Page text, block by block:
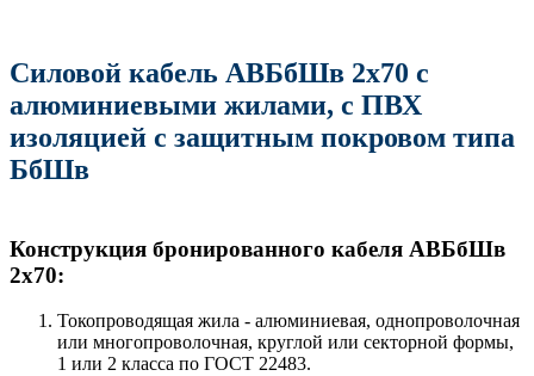
Силовой кабель АВБбШв 2х70 с
алюминиевыми жилами, с ПВХ
изоляцией с защитным покровом типа
БбШв
Конструкция бронированного кабеля АВБбШв
2х70:
Токопроводящая жила - алюминиевая, однопроволочная
или многопроволочная, круглой или секторной формы,
1 или 2 класса по ГОСТ 22483.